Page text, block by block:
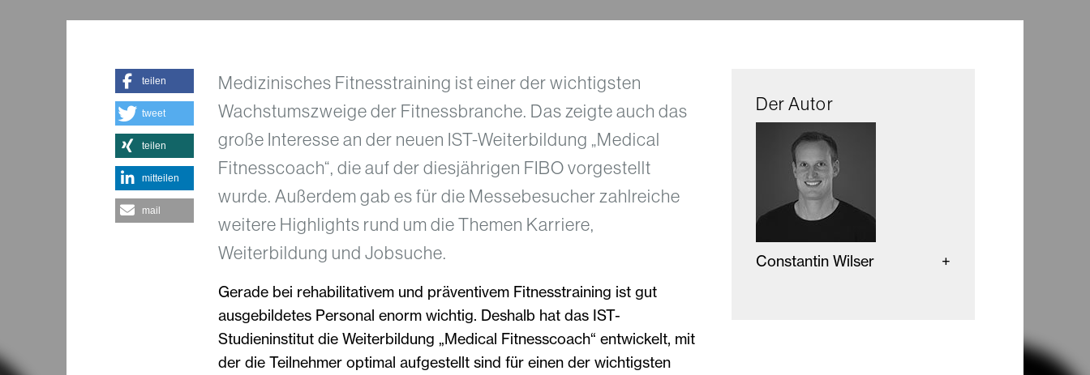
Medizinisches Fitnesstraining ist einer der wichtigsten
Wachstumszweige der Fitnessbranche. Das zeigte auch das
große Interesse an der neuen IST-Weiterbildung „Medical
Fitnesscoach“, die auf der diesjährigen FIBO vorgestellt
wurde. Außerdem gab es für die Messebesucher zahlreiche
weitere Highlights rund um die Themen Karriere,
Weiterbildung und Jobsuche.
Gerade bei rehabilitativem und präventivem Fitnesstraining ist gut
ausgebildetes Personal enorm wichtig. Deshalb hat das IST-
Studieninstitut die Weiterbildung „Medical Fitnesscoach“ entwickelt, mit
der die Teilnehmer optimal aufgestellt sind für einen der wichtigsten
teilen
tweet
teilen
mitteilen
mail
Der Autor
Constantin Wilser